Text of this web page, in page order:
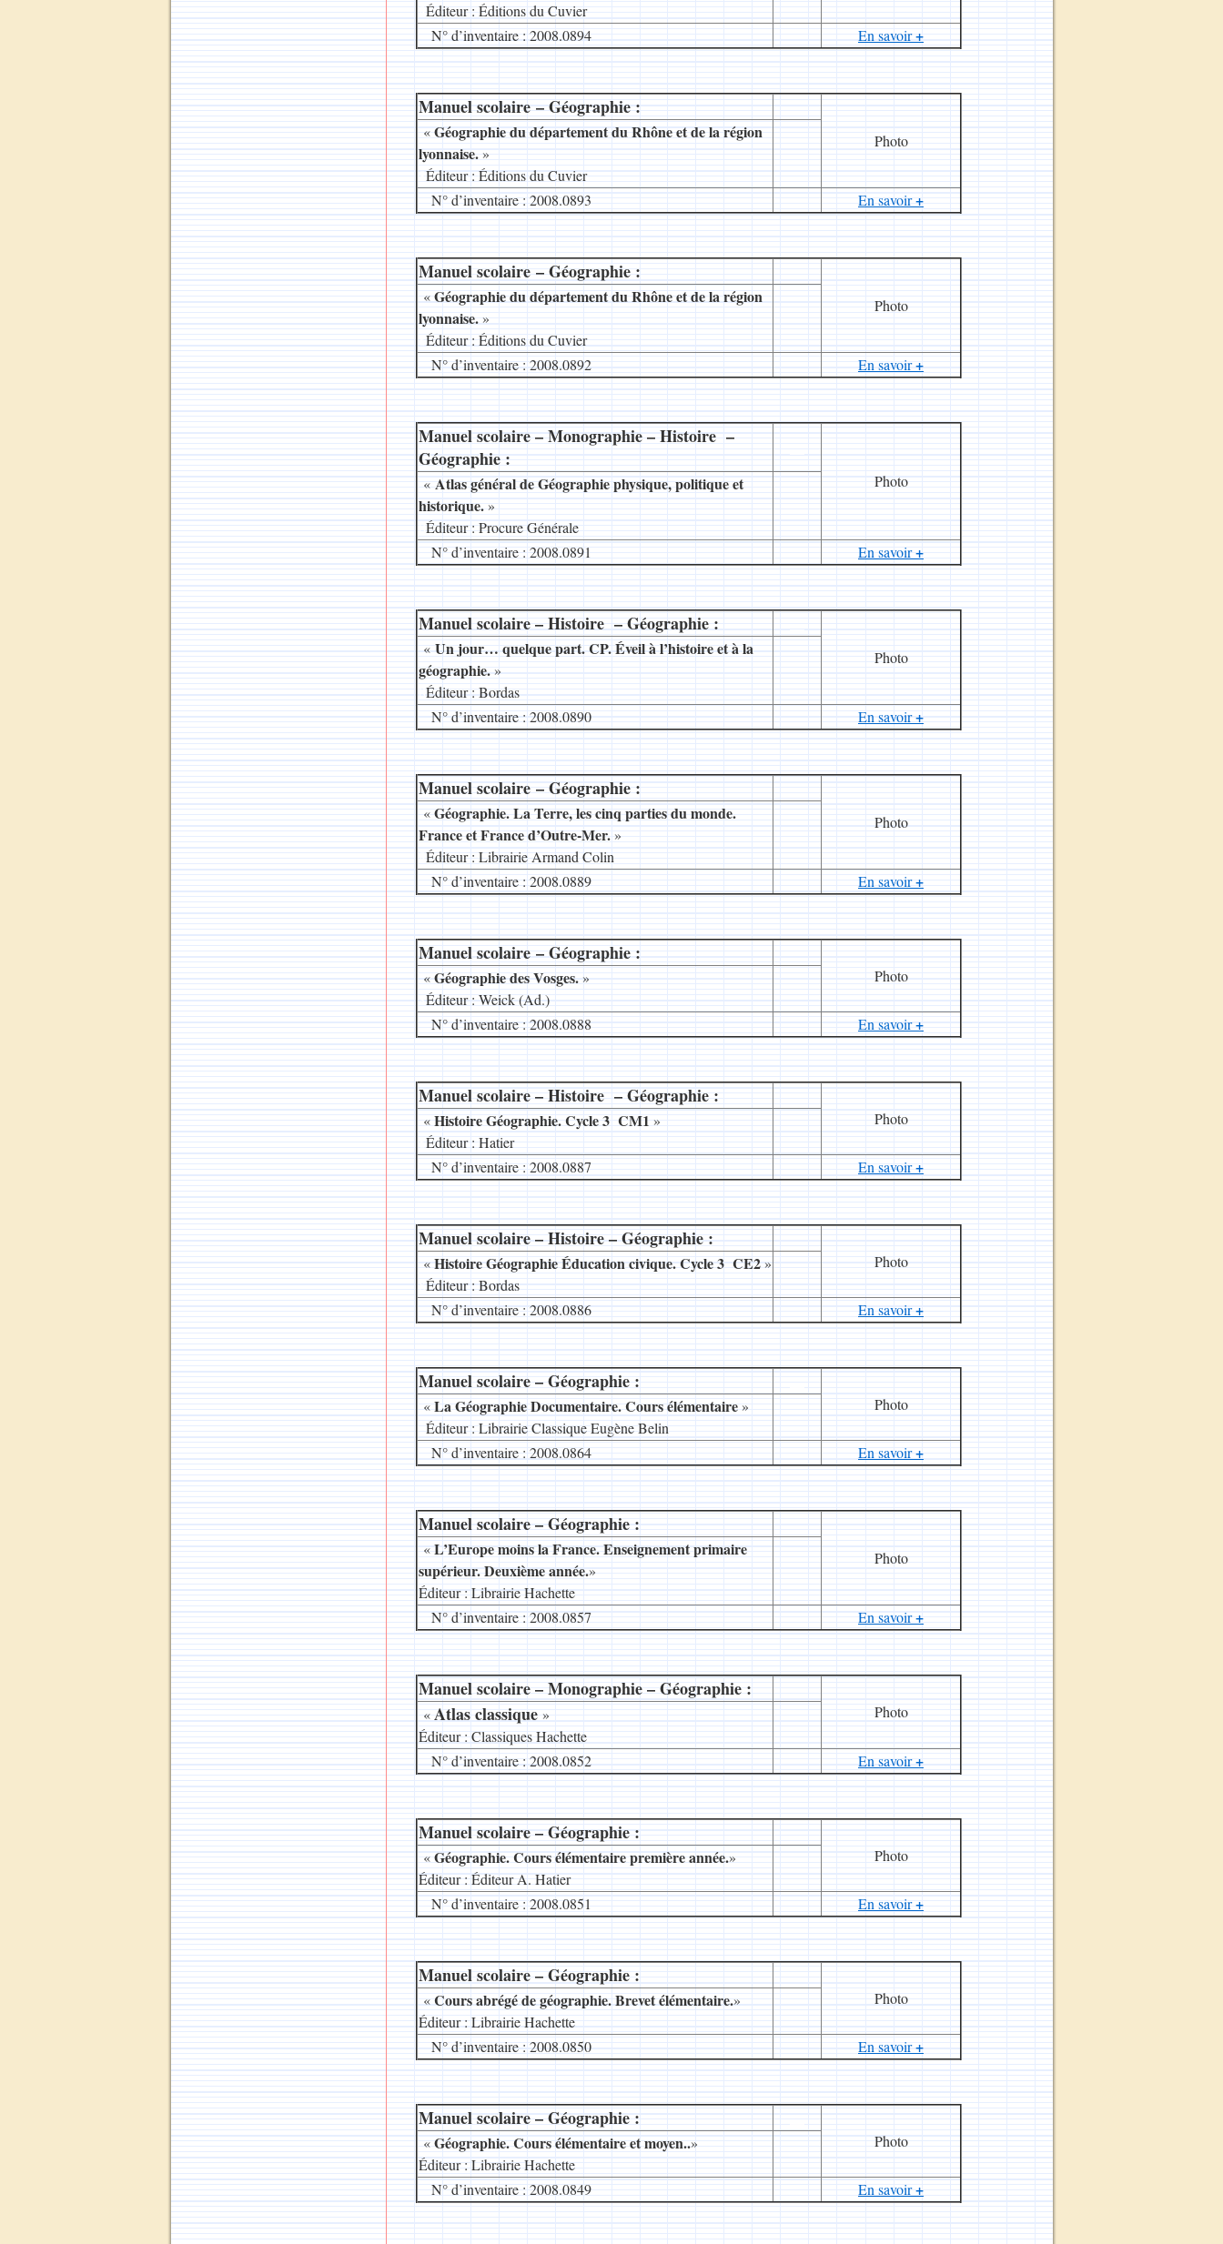
8Éditeur : Éditions du Cuvier
N° d’inventaire : 2008.0894
En savoir+
Manuel scolaire – Géographie :
__
Photo
«Géographie du département du Rhône et de la région
lyonnaise.»
8Éditeur : Éditions du Cuvier
N° d’inventaire : 2008.0893
En savoir+
Manuel scolaire – Géographie :
__
Photo
«Géographie du département du Rhône et de la région
lyonnaise.»
8Éditeur : Éditions du Cuvier
N° d’inventaire : 2008.0892
En savoir+
Manuel scolaire – Monographie – Histoire –
Géographie :
__
Photo
«Atlas général de Géographie physique, politique et
historique.»
8Éditeur : Procure Générale
N° d’inventaire : 2008.0891
En savoir+
Manuel scolaire – Histoire – Géographie :
__
Photo
«Un jour… quelque part. CP. Éveil à l’histoire et à la
géographie.»
8Éditeur : Bordas
N° d’inventaire : 2008.0890
En savoir+
Manuel scolaire – Géographie :
__
Photo
«Géographie. La Terre, les cinq parties du monde.
France et France d’Outre-Mer.»
8Éditeur : Librairie Armand Colin
N° d’inventaire : 2008.0889
En savoir+
Manuel scolaire – Géographie :
__
Photo
«Géographie des Vosges.»
8Éditeur : Weick (Ad.)
N° d’inventaire : 2008.0888
En savoir+
Manuel scolaire – Histoire – Géographie :
__
Photo
«Histoire Géographie. Cycle 3 CM1»
8Éditeur : Hatier
N° d’inventaire : 2008.0887
En savoir+
Manuel scolaire – Histoire – Géographie :
__
Photo
«Histoire Géographie Éducation civique. Cycle 3 CE2»
8Éditeur : Bordas
N° d’inventaire : 2008.0886
En savoir+
Manuel scolaire – Géographie :
__
Photo
«La Géographie Documentaire. Cours élémentaire»
_Éditeur : Librairie Classique Eugène Belin
N° d’inventaire : 2008.0864
En savoir+
Manuel scolaire – Géographie :
__
Photo
«L’Europe moins la France. Enseignement primaire
supérieur. Deuxième année.»
Éditeur : Librairie Hachette
N° d’inventaire : 2008.0857
En savoir+
Manuel scolaire – Monographie – Géographie :
__
Photo
«Atlas classique»
Éditeur : Classiques Hachette
N° d’inventaire : 2008.0852
En savoir+
Manuel scolaire – Géographie :
__
Photo
«Géographie. Cours élémentairepremière année.»
Éditeur : Éditeur A. Hatier
N° d’inventaire : 2008.0851
En savoir+
Manuel scolaire – Géographie :
__
Photo
«Cours abrégé de géographie. Brevet élémentaire.»
Éditeur : Librairie Hachette
N° d’inventaire : 2008.0850
En savoir+
Manuel scolaire – Géographie :
__
Photo
«Géographie. Cours élémentaire et moyen..»
Éditeur : Librairie Hachette
N° d’inventaire : 2008.0849
En savoir+